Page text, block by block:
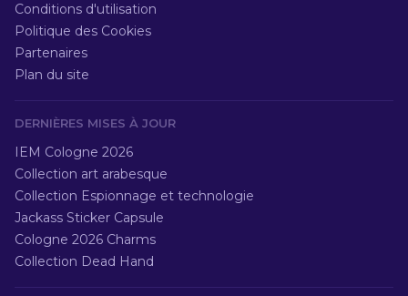
Conditions d'utilisation
Politique des Cookies
Partenaires
Plan du site
DERNIÈRES MISES À JOUR
IEM Cologne 2026
Collection art arabesque
Collection Espionnage et technologie
Jackass Sticker Capsule
Cologne 2026 Charms
Collection Dead Hand